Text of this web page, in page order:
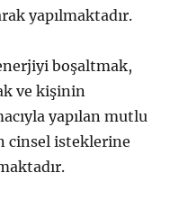
yapılmaktadır.
boşaltmak,
ve kişinin
yapılan mutlu
cinsel isteklerine